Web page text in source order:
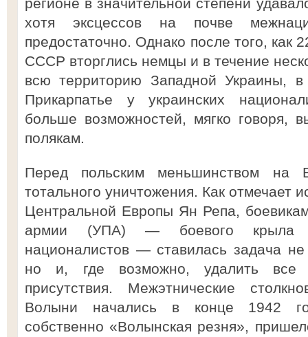
хотя эксцессов на почве
предостаточно. Однако после того, как
СССР вторглись немцы и в течение
всю территорию Западной Украины,
Прикарпатье у украинских
больше возможностей, мягко говоря,
полякам.
Перед польским меньшинством на
тотального уничтожения. Как отмечает
Центральной Европы Ян Репа,
армии (УПА) — боевого крыла
националистов — ставилась задача не
но и, где возможно, удалить все
присутствия. Межэтнические
Волыни начались в конце 1942
собственно «Волынская резня»,